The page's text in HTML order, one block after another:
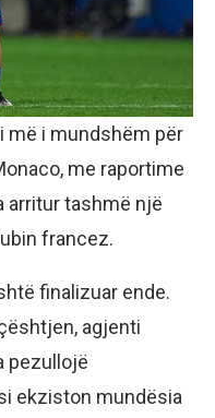
më i mundshëm për
me raportime
arritur tashmë një
francez.
finalizuar ende.
agjenti
pezullojë
ekziston mundësia